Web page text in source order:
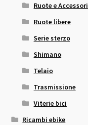
Ruote e Accessori
Ruote libere
Serie sterzo
Shimano
Telaio
Trasmissione
Viterie bici
Ricambi ebike